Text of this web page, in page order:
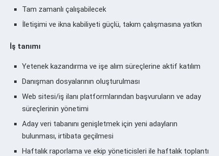
Tam zamanlı çalışabilecek
İletişimi ve ikna kabiliyeti güçlü, takım çalışmasına yatkın
İş tanımı
Yetenek kazandırma ve işe alım süreçlerine aktif katılım
Danışman dosyalarının oluşturulması
Web sitesi/iş ilanı platformlarından başvuruların ve aday
süreçlerinin yönetimi
Aday veri tabanını genişletmek için yeni adayların
bulunması, irtibata geçilmesi
Haftalık raporlama ve ekip yöneticisleri ile haftalık toplantı